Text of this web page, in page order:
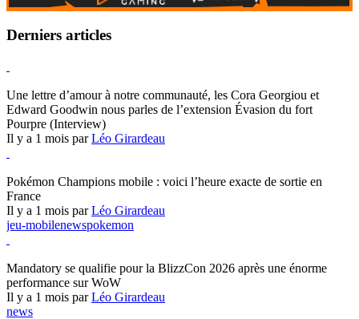
Derniers articles
Une lettre d’amour à notre communauté, les Cora Georgiou et
Edward Goodwin nous parles de l’extension Évasion du fort
Pourpre (Interview)
Il y a 1 mois parLéo Girardeau
Pokémon Champions mobile : voici l’heure exacte de sortie en
France
Il y a 1 mois parLéo Girardeau
jeu-mobilenewspokemon
Mandatory se qualifie pour la BlizzCon 2026 après une énorme
performance sur WoW
Il y a 1 mois parLéo Girardeau
news